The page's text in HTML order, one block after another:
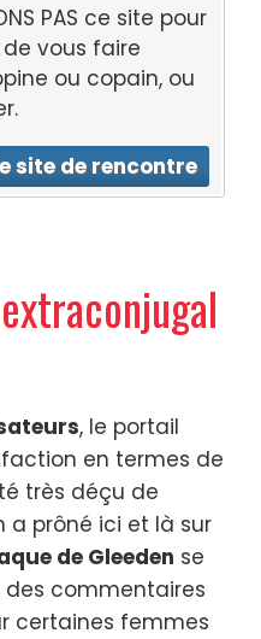
PAS ce site pour
vous faire
ou copain, ou
site de rencontre
, le portail
en termes de
très déçu de
a prôné ici et là sur
de Gleeden se
commentaires
certaines femmes